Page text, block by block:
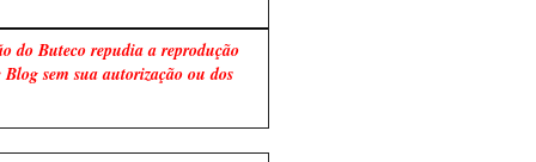
do Buteco repudia a reprodução
Blog sem sua autorização ou dos